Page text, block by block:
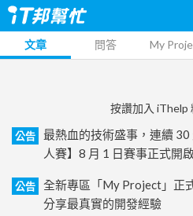
文章 問答 My
按讚加入 iThelp
公告
最熱血的技術盛事，連續
人賽】8 月 1 日賽事正式開啟
公告
全新專區「My Project」正
分享最真實的開發經驗